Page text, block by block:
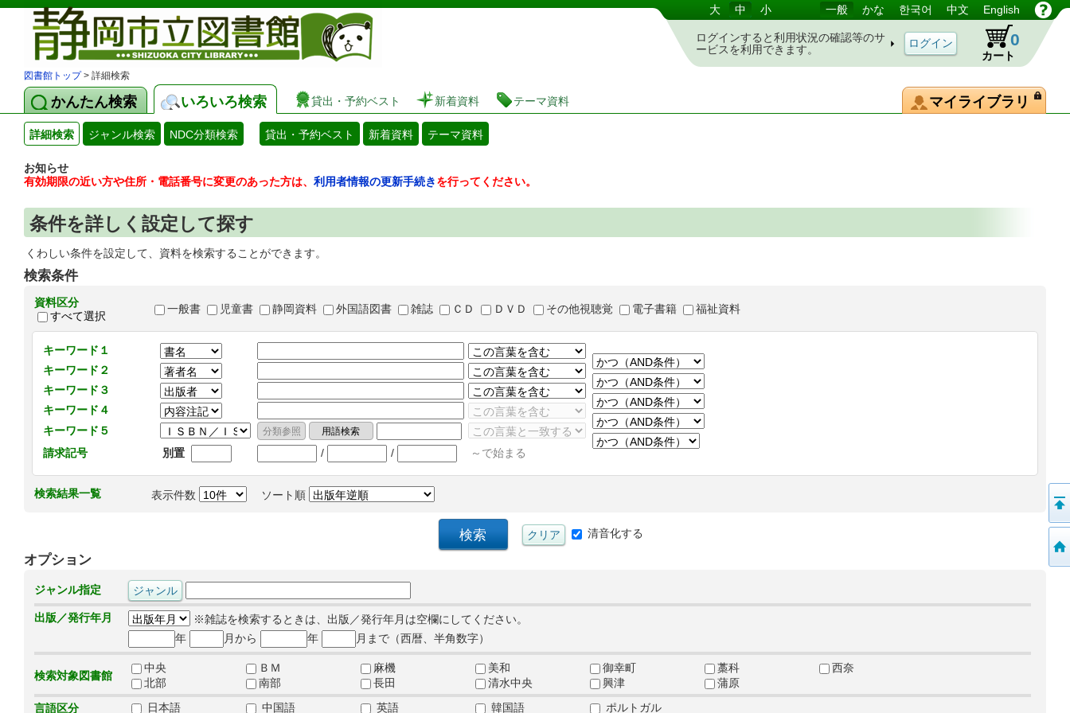
図書館 蔵書検索・予約システム 大 中 小 一般 かな 한국어 中文 English
ログインすると利用状況の確認等のサ
ービスを利用できます。
カート
0
図書館トップ> 詳細検索
かんたん検索 いろいろ検索 貸出・予約ベスト 新着資料 テーマ資料 マイライブラリ
詳細検索 ジャンル検索 NDC分類検索 貸出・予約ベスト 新着資料 テーマ資料
お知らせ
有効期限の近い方や住所・電話番号に変更のあった方は、 利用者情報の更新手続きを行ってください。
条件を詳しく設定して探す
くわしい条件を設定して、資料を検索することができます。
検索条件
資料区分
すべて選択
一般書 児童書 静岡資料 外国語図書 雑誌 ＣＤ ＤＶＤ その他視聴覚 電子書籍 福祉資料
キーワード１
キーワード２
キーワード３
キーワード４
キーワード５
請求記号
別置 / / ～で始まる
検索結果一覧 表示件数 ソート順
清音化する
オプション
ジャンル指定
出版／発行年月
※雑誌を検索するときは、出版／発行年月は空欄にしてください。
年
月から 年 月まで（西暦、半角数字）
検索対象図書館
中央 ＢＭ 麻機 美和 御幸町 藁科
西奈
北部
南部 長田 清水中央 興津
蒲原
言語区分
日本語 中国語 英語 韓国語 ポルトガル